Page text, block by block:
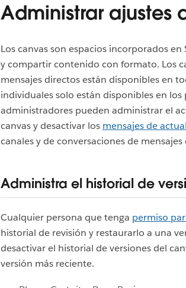
Administrar ajustes
Los canvas son espacios incorporados
y compartir contenido con formato. Los
mensajes directos están disponibles en
individuales solo están disponibles en
administradores pueden administrar el
canvas y desactivar los mensajes de
canales y de conversaciones de mensajes
Administra el historial de
Cualquier persona que tenga permiso
historial de revisión y restaurarlo a una
desactivar el historial de versiones del
versión más reciente.